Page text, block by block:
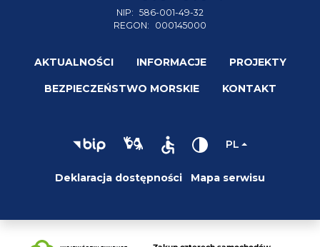
NIP: 586-001-49-32
REGON:
000145000
AKTUALNOŚCI INFORMACJE PROJEKTY
BEZPIECZEŃSTWO MORSKIE KONTAKT
PL
Deklaracja dostępności Mapa serwisu